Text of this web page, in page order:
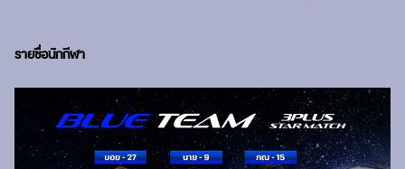
รายชื่อนักกีฬา